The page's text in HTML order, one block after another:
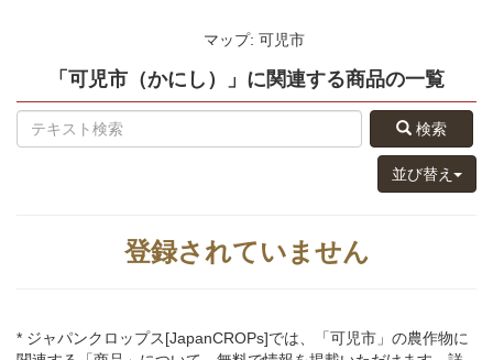
マップ: 可児市
「可児市（かにし）」 に関連する商品の一覧
検索
並び替え
登録されていません
* ジャパンクロップス[JapanCROPs]では、「可児市」の農作物に